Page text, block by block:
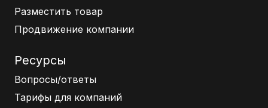
Разместить товар
Продвижение компании
Ресурсы
Вопросы/ответы
Тарифы для компаний